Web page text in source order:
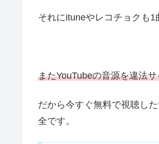
それにituneやレコチョクも1
またYouTubeの音源を違法
だから今すぐ無料で視聴し
全です。